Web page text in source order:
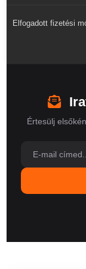
Elfogadott fizetési
Értesülj